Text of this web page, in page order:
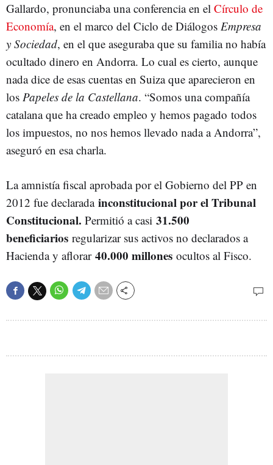
Gallardo, pronunciaba una conferencia en el Círculo de
Economía, en el marco del Ciclo de Diálogos Empresa
y Sociedad, en el que aseguraba que su familia no había
ocultado dinero en Andorra. Lo cual es cierto, aunque
nada dice de esas cuentas en Suiza que aparecieron en
los Papeles de la Castellana. “Somos una compañía
catalana que ha creado empleo y hemos pagado todos
los impuestos, no nos hemos llevado nada a Andorra”,
aseguró en esa charla.
La amnistía fiscal aprobada por el Gobierno del PP en
2012 fue declaradainconstitucional por el Tribunal
Constitucional. Permitió a casi 31.500
beneficiarios regularizar sus activos no declarados a
Hacienda y aflorar 40.000 millones ocultos al Fisco.